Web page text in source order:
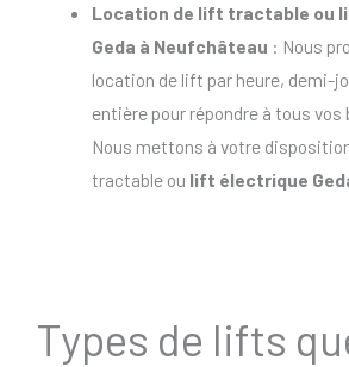
Location de lift tractable ou
Geda à Neufchâteau : Nous
location de lift par heure, demi-
entière pour répondre à tous vos
Nous mettons à votre
tractable ou lift électrique
Types de lifts